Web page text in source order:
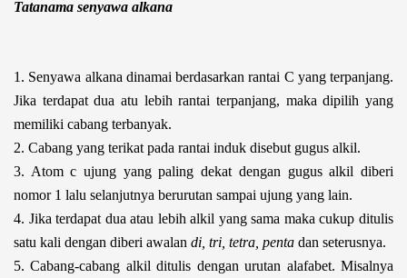
Tatanama senyawa alkana
1. Senyawa alkana dinamai berdasarkan rantai C yang terpanjang.
Jika terdapat dua atu lebih rantai terpanjang, maka dipilih yang
memiliki cabang terbanyak.
2. Cabang yang terikat pada rantai induk disebut gugus alkil.
3. Atom c ujung yang paling dekat dengan gugus alkil diberi
nomor 1 lalu selanjutnya berurutan sampai ujung yang lain.
4. Jika terdapat dua atau lebih alkil yang sama maka cukup ditulis
satu kali dengan diberi awalan di, tri, tetra, penta dan seterusnya.
5. Cabang-cabang alkil ditulis dengan urutan alafabet. Misalnya